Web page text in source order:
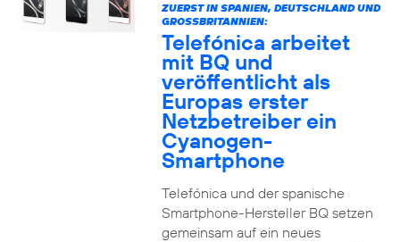
ZUERST IN SPANIEN, DEUTSCHLAND UND
GROSSBRITANNIEN:
Telefónica arbeitet
mit BQ und
veröffentlicht als
Europas erster
Netzbetreiber ein
Cyanogen-
Smartphone
Telefónica und der spanische
Smartphone-Hersteller BQ setzen
gemeinsam auf ein neues